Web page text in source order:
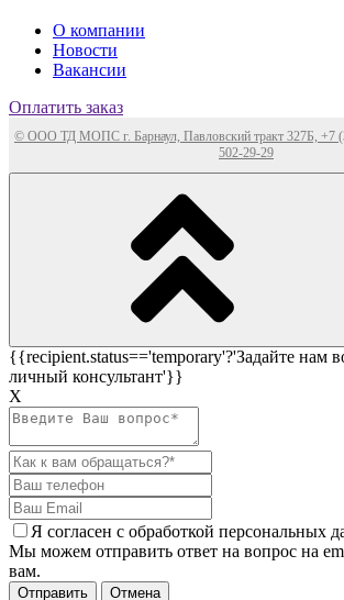
О компании
Новости
Вакансии
Оплатить заказ
© ООО ТД МОПС г. Барнаул, Павловский тракт 327Б, +7
502-29-29
{{recipient.status=='temporary'?'Задайте нам
личный консультант'}}
Х
Я согласен c обработкой персональных
Мы можем отправить ответ на вопрос на
вам.
Отправить Отмена